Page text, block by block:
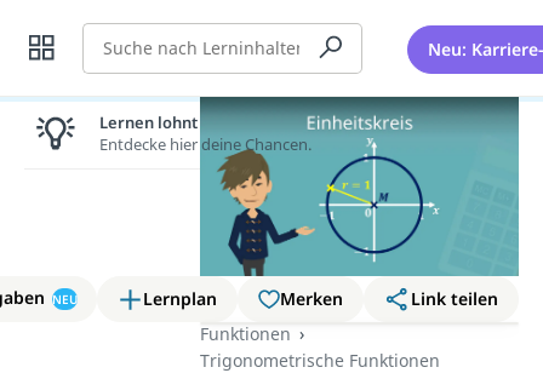
Suche Neu:
NEU Lernplan Merken
Link teilen
Funktionen
Trigonometrische Funktionen
Lernen lohnt sich!
Entdecke hier deine Chancen.